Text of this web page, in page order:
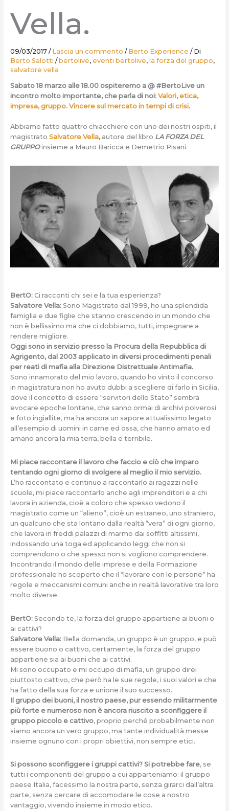
Vella.
09/03/2017 / Lascia un commento / Berto Experience / Di
Berto Salotti /bertolive, eventi bertolive, la forza del gruppo,
salvatore vella
Sabato 18 marzo alle 18.00 ospiteremo a @ #BertoLive un
incontro molto importante, che parla di noi: Valori, etica,
impresa, gruppo. Vincere sul mercato in tempi di crisi.
Abbiamo fatto quattro chiacchiere con uno dei nostri ospiti, il
magistrato Salvatore Vella, autore del libro LA FORZA DEL
GRUPPOinsieme a Mauro Baricca e Demetrio Pisani.
BertO: Ci racconti chi sei e la tua esperienza?
Salvatore Vella:Sono Magistrato dal 1999, ho una splendida
famiglia e due figlie che stanno crescendo in un mondo che
non è bellissimo ma che ci dobbiamo, tutti, impegnare a
rendere migliore.
Oggi sono in servizio presso la Procura della Repubblica di
Agrigento, dal 2003 applicato in diversi procedimenti penali
per reati di mafia alla Direzione Distrettuale Antimafia.
Sono innamorato del mio lavoro, quando ho vinto il concorso
in magistratura non ho avuto dubbi a scegliere di farlo in Sicilia,
dove il concetto di essere “servitori dello Stato” sembra
evocare epoche lontane, che sanno ormai di archivi polverosi
e foto ingiallite, ma ha ancora un sapore attualissimo legato
all’esempio di uomini in carne ed ossa, che hanno amato ed
amano ancora la mia terra, bella e terribile.
Mi piace raccontare il lavoro che faccio e ciò che imparo
tentando ogni giorno di svolgere al meglio il mio servizio.
L’ho raccontato e continuo a raccontarlo ai ragazzi nelle
scuole, mi piace raccontarlo anche agli imprenditori e a chi
lavora in azienda, cioè a coloro che spesso vedono il
magistrato come un “alieno”, cioè un estraneo, uno straniero,
un qualcuno che sta lontano dalla realtà “vera” di ogni giorno,
che lavora in freddi palazzi di marmo dai soffitti altissimi,
indossando una toga ed applicando leggi che non si
comprendono o che spesso non si vogliono comprendere.
Incontrando il mondo delle imprese e della Formazione
professionale ho scoperto che il “lavorare con le persone” ha
regole e meccanismi comuni anche in realtà lavorative tra loro
molto diverse.
BertO:Secondo te, la forza del gruppo appartiene ai buoni o
ai cattivi?
Salvatore Vella:Bella domanda, un gruppo è un gruppo, e può
essere buono o cattivo, certamente, la forza del gruppo
appartiene sia ai buoni che ai cattivi.
Mi sono occupato e mi occupo di mafia, un gruppo direi
piuttosto cattivo, che però ha le sue regole, i suoi valori e che
ha fatto della sua forza e unione il suo successo.
Il gruppo dei buoni, il nostro paese, pur essendo militarmente
più forte e numeroso non è ancora riuscito a sconfiggere il
gruppo piccolo e cattivo, proprio perché probabilmente non
siamo ancora un vero gruppo, ma tante individualità messe
insieme ognuno con i propri obiettivi, non sempre etici.
Si possono sconfiggere i gruppi cattivi? Si potrebbe fare, se
tutti i componenti del gruppo a cui apparteniamo: il gruppo
paese Italia, facessimo la nostra parte, senza girarci dall’altra
parte, senza cercare di accomodare le cose a nostro
vantaggio, vivendo insieme in modo etico.